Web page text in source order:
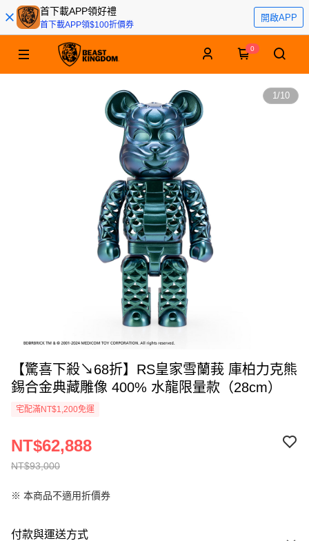
首下載APP領好禮
首下載APP領$100折價券
開啟APP
0
1/10
【驚喜下殺↘68折】RS皇家雪蘭莪 庫柏力克熊
錫合金典藏雕像 400% 水龍限量款（28cm）
宅配滿NT$1,200免運
NT$93,000
NT$62,888
※ 本商品不適用折價券
付款與運送方式